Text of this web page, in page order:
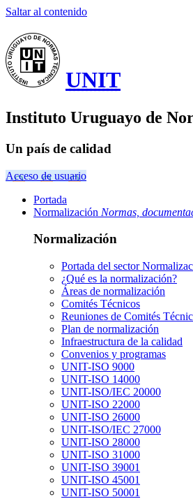
Saltar al contenido
UNIT
Instituto Uruguayo de
Un país de calidad
Acceso de usuario
Portada
Normalización Normas,
Normalización
Portada del sector
¿Qué es la normalización?
Áreas de normalización
Comités Técnicos
Reuniones de Comités
Plan de normalización
Infraestructura de la calidad
Convenios y programas
UNIT-ISO 9000
UNIT-ISO 14000
UNIT-ISO/IEC 20000
UNIT-ISO 22000
UNIT-ISO 26000
UNIT-ISO/IEC 27000
UNIT-ISO 28000
UNIT-ISO 31000
UNIT-ISO 39001
UNIT-ISO 45001
UNIT-ISO 50001